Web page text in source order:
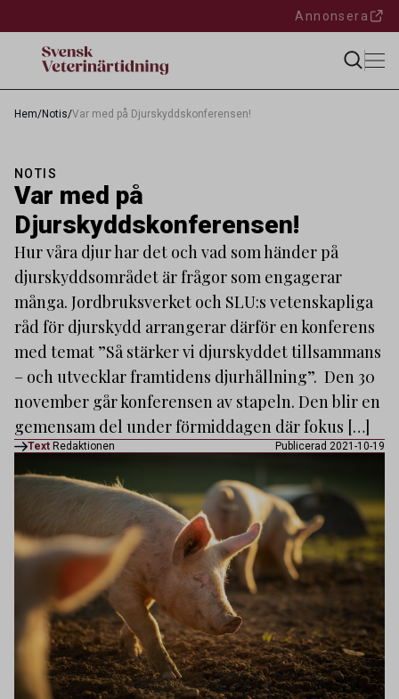
Annonsera
Hem/Notis/Var med på Djurskyddskonferensen!
NOTIS
Var med på
Djurskyddskonferensen!
Hur våra djur har det och vad som händer på
djurskyddsområdet är frågor som engagerar
många. Jordbruksverket och SLU:s vetenskapliga
råd för djurskydd arrangerar därför en konferens
med temat ”Så stärker vi djurskyddet tillsammans
– och utvecklar framtidens djurhållning”. Den 30
november går konferensen av stapeln. Den blir en
gemensam del under förmiddagen där fokus […]
Text Redaktionen Publicerad 2021-10-19